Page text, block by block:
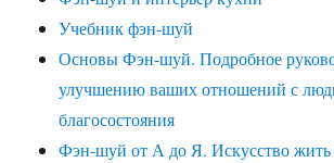
Учебник фэн-шуй
Основы Фэн-шуй. Подробное
улучшению ваших отношений с
благосостояния
Фэн-шуй от А до Я. Искусство жить